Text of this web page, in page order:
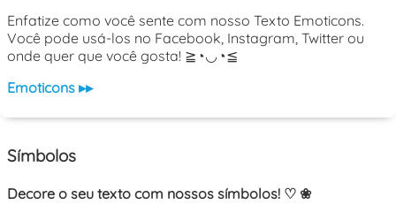
Enfatize como você sente com nosso Texto Emoticons.
Você pode usá-los no Facebook, Instagram, Twitter ou
onde quer que você gosta! ≧◔◡◔≦
Emoticons ▸▸
Símbolos
Decore o seu texto com nossos símbolos! ♡ ❀